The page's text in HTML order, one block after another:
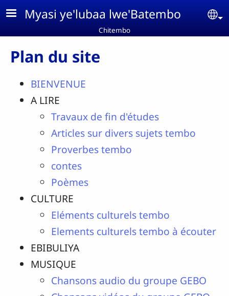
Aller au contenu principal
Myasi ye'lubaa lwe'Batembo
Chitembo
Plan du site
BIENVENUE
A LIRE
Travaux de fin d'études
Articles sur divers sujets tembo
Proverbes tembo
contes
Poèmes
CULTURE
Eléments culturels tembo
Elements culturels tembo à écouter
EBIBULIYA
MUSIQUE
Chansons audio du groupe GEBO